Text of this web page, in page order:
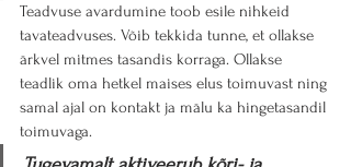
Teadvuse avardumine toob esile nihkeid
tavateadvuses. Võib tekkida tunne, et ollakse
ärkvel mitmes tasandis korraga. Ollakse
teadlik oma hetkel maises elus toimuvast ning
samal ajal on kontakt ja mälu ka hingetasandil
toimuvaga.